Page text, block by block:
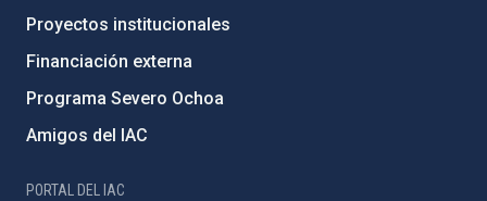
Proyectos institucionales
Financiación externa
Programa Severo Ochoa
Amigos del IAC
PORTAL DEL IAC